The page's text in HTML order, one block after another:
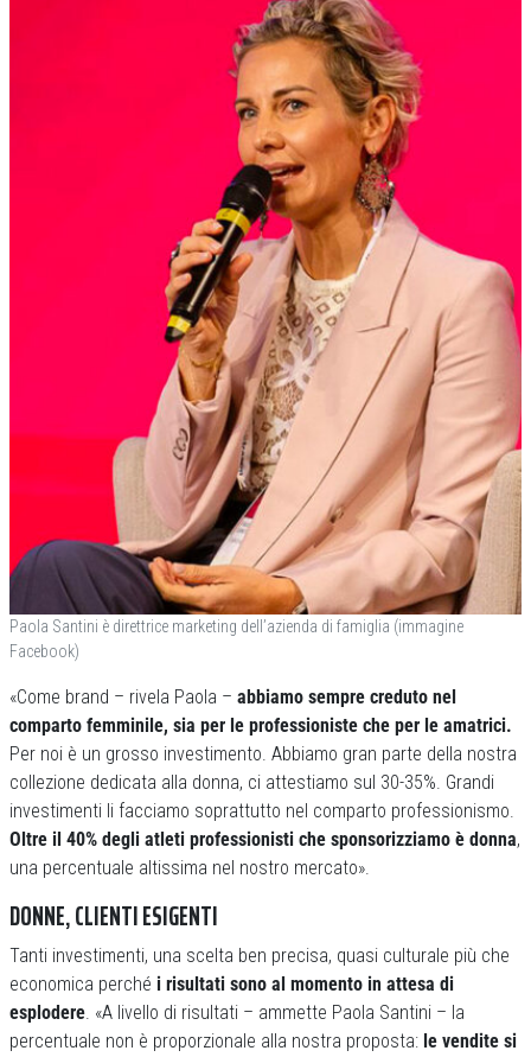
Paola Santini è direttrice marketing dell’azienda di famiglia (immagine
Facebook)
«Come brand – rivela Paola – abbiamo sempre creduto nel
comparto femminile, sia per le professioniste che per le amatrici.
Per noi è un grosso investimento. Abbiamo gran parte della nostra
collezione dedicata alla donna, ci attestiamo sul 30-35%. Grandi
investimenti li facciamo soprattutto nel comparto professionismo.
Oltre il 40% degli atleti professionisti che sponsorizziamo è donna,
una percentuale altissima nel nostro mercato».
DONNE, CLIENTI ESIGENTI
Tanti investimenti, una scelta ben precisa, quasi culturale più che
economica perché i risultati sono al momento in attesa di
esplodere. «A livello di risultati – ammette Paola Santini – la
percentuale non è proporzionale alla nostra proposta: le vendite si